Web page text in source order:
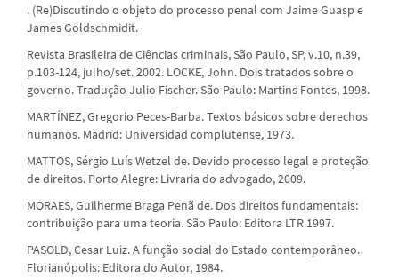
. (Re)Discutindo o objeto do processo penal com Jaime Guasp e
James Goldschmidit.
Revista Brasileira de Ciências criminais, São Paulo, SP, v.10, n.39,
p.103-124, julho/set. 2002. LOCKE, John. Dois tratados sobre o
governo. Tradução Julio Fischer. São Paulo: Martins Fontes, 1998.
MARTÍNEZ, Gregorio Peces-Barba. Textos básicos sobre derechos
humanos. Madrid: Universidad complutense, 1973.
MATTOS, Sérgio Luís Wetzel de. Devido processo legal e proteção
de direitos. Porto Alegre: Livraria do advogado, 2009.
MORAES, Guilherme Braga Penã de. Dos direitos fundamentais:
contribuição para uma teoria. São Paulo: Editora LTR.1997.
PASOLD, Cesar Luiz. A função social do Estado contemporâneo.
Florianópolis: Editora do Autor, 1984.